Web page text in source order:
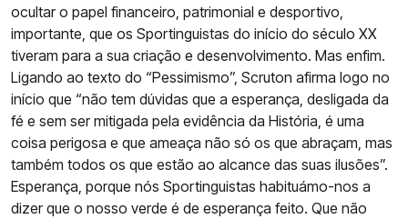
ocultar o papel financeiro, patrimonial e desportivo,
importante, que os Sportinguistas do início do século XX
tiveram para a sua criação e desenvolvimento. Mas enfim.
Ligando ao texto do “Pessimismo”, Scruton afirma logo no
início que “não tem dúvidas que a esperança, desligada da
fé e sem ser mitigada pela evidência da História, é uma
coisa perigosa e que ameaça não só os que abraçam, mas
também todos os que estão ao alcance das suas ilusões”.
Esperança, porque nós Sportinguistas habituámo-nos a
dizer que o nosso verde é de esperança feito. Que não